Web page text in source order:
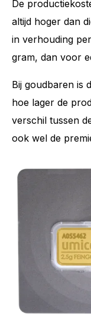
De
altijd hoger dan
in verhouding
gram, dan voor
Bij goudbaren is
hoe lager de
verschil tussen
ook wel de